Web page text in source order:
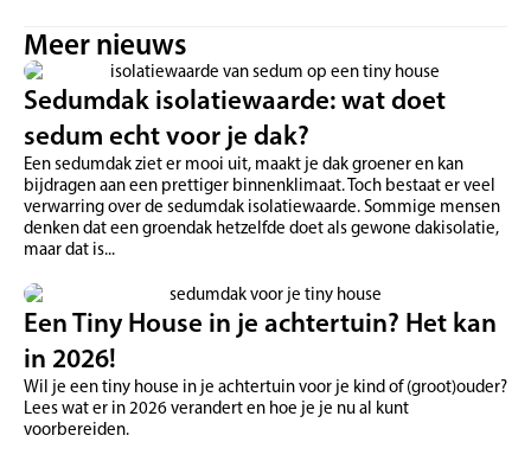
Meer nieuws
Sedumdak isolatiewaarde: wat doet
sedum echt voor je dak?
Een sedumdak ziet er mooi uit, maakt je dak groener en kan
bijdragen aan een prettiger binnenklimaat. Toch bestaat er veel
verwarring over de sedumdak isolatiewaarde. Sommige mensen
denken dat een groendak hetzelfde doet als gewone dakisolatie,
maar dat is...
Een Tiny House in je achtertuin? Het kan
in 2026!
Wil je een tiny house in je achtertuin voor je kind of (groot)ouder?
Lees wat er in 2026 verandert en hoe je je nu al kunt
voorbereiden.